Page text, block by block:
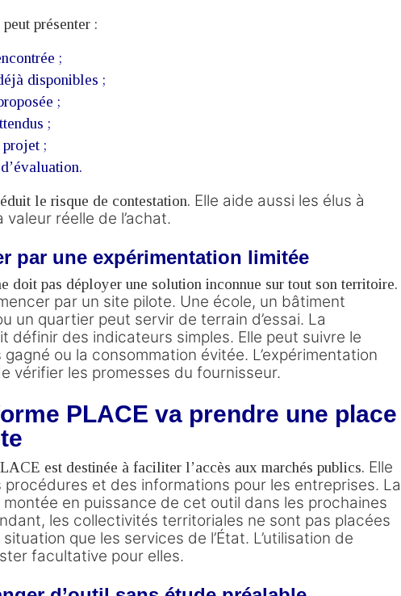
présenter :
;
disponibles ;
;
;
;
le risque de contestation. Elle aide aussi les élus à
réelle de l’achat.
par une expérimentation limitée
doit pas déployer une solution inconnue sur tout son territoire.
par un site pilote. Une école, un bâtiment
un quartier peut servir de terrain d’essai. La
définir des indicateurs simples. Elle peut suivre le
ou la consommation évitée. L’expérimentation
vérifier les promesses du fournisseur.
PLACE va prendre une place
est destinée à faciliter l’accès aux marchés publics. Elle
procédures et des informations pour les entreprises. La
montée en puissance de cet outil dans les prochaines
les collectivités territoriales ne sont pas placées
que les services de l’État. L’utilisation de
facultative pour elles.